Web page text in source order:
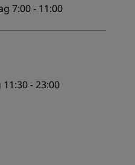
7:00 - 11:00
- 23:00